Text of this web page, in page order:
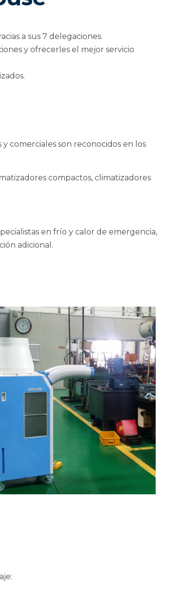
a sus 7 delegaciones.
y ofrecerles el mejor servicio
comerciales son reconocidos en los
compactos, climatizadores
en frío y calor de emergencia,
adicional.